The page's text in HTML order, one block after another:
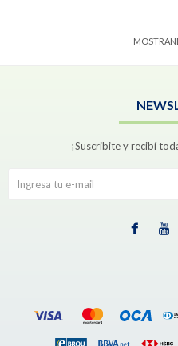
¡Suscribite y recibí
 